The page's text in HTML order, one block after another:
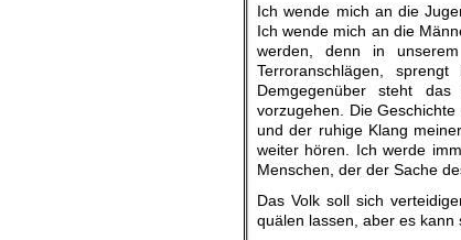
Ich wende mich an die
Ich wende mich an die
werden, denn in
Terroranschlägen,
Demgegenüber steht
vorzugehen. Die
und der ruhige Klang
weiter hören. Ich werde
Menschen, der der Sache
Das Volk soll sich
quälen lassen, aber es kann